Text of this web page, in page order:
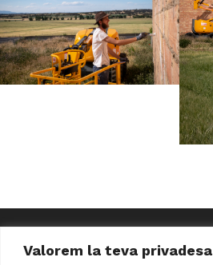
Valorem la teva privadesa